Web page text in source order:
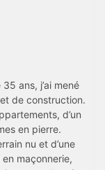
ans, j’ai mené
de construction.
d’un
en pierre.
nu et d’une
maçonnerie,